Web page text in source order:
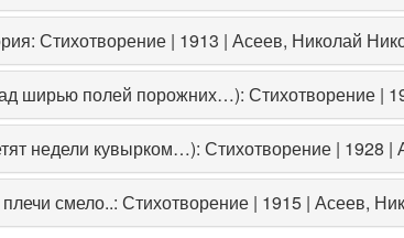
Стихотворение | 1913 | Асеев, Николай
ширью полей порожних…): Стихотворение |
недели кувырком…): Стихотворение | 1928 |
смело..: Стихотворение | 1915 | Асеев,